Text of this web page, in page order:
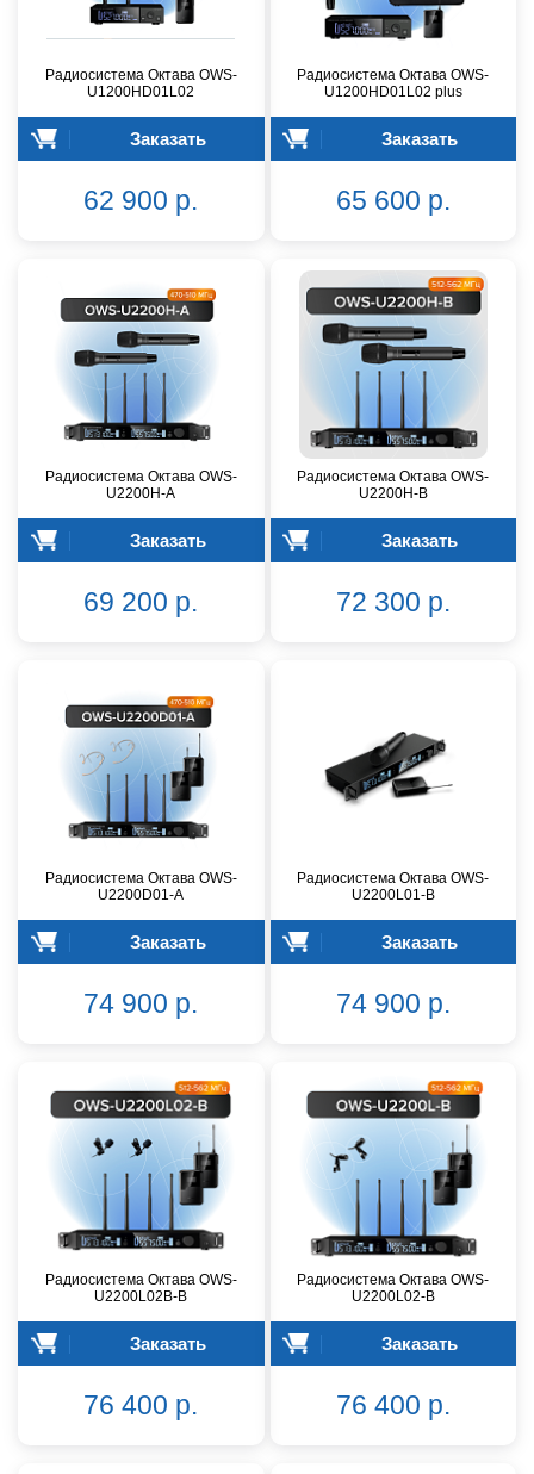
Радиосистема Октава OWS-
U1200HD01L02
Заказать
62 900 р.
Радиосистема Октава OWS-
U1200HD01L02 plus
Заказать
65 600 р.
Радиосистема Октава OWS-
U2200H-A
Заказать
69 200 р.
Радиосистема Октава OWS-
U2200H-B
Заказать
72 300 р.
Радиосистема Октава OWS-
U2200D01-A
Заказать
74 900 р.
Радиосистема Октава OWS-
U2200L01-B
Заказать
74 900 р.
Радиосистема Октава OWS-
U2200L02В-B
Заказать
76 400 р.
Радиосистема Октава OWS-
U2200L02-B
Заказать
76 400 р.